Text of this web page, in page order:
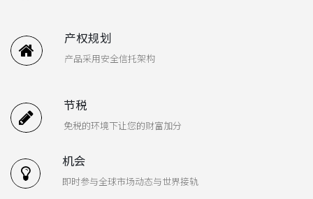
产权规划
产品采用安全信托架构
节税
免税的环境下让您的财富加分
机会
即时参与全球市场动态与世界接轨